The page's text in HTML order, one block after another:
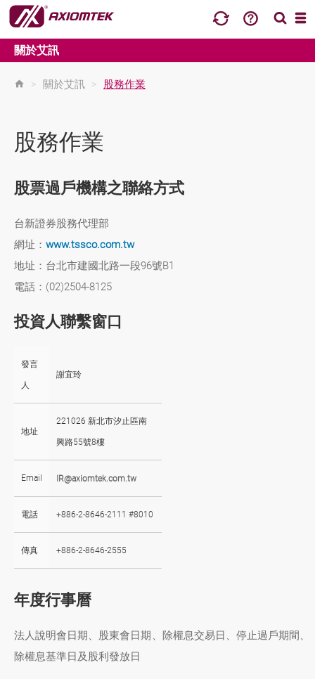
關於艾訊
> 關於艾訊 > 股務作業
股務作業
股票過戶機構之聯絡方式
台新證券股務代理部
網址： www.tssco.com.tw
地址：台北市建國北路一段96號B1
電話：(02)2504-8125
投資人聯繫窗口
發言
人
謝宜玲
地址
221026 新北市汐止區南
興路55號8樓
Email IR@axiomtek.com.tw
電話 +886-2-8646-2111 #8010
傳真 +886-2-8646-2555
年度行事曆
法人說明會日期、股東會日期、除權息交易日、停止過戶期間、
除權息基準日及股利發放日